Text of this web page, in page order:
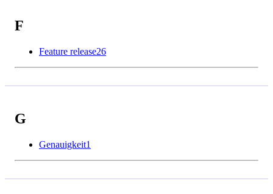
F
Feature release26
G
Genauigkeit1